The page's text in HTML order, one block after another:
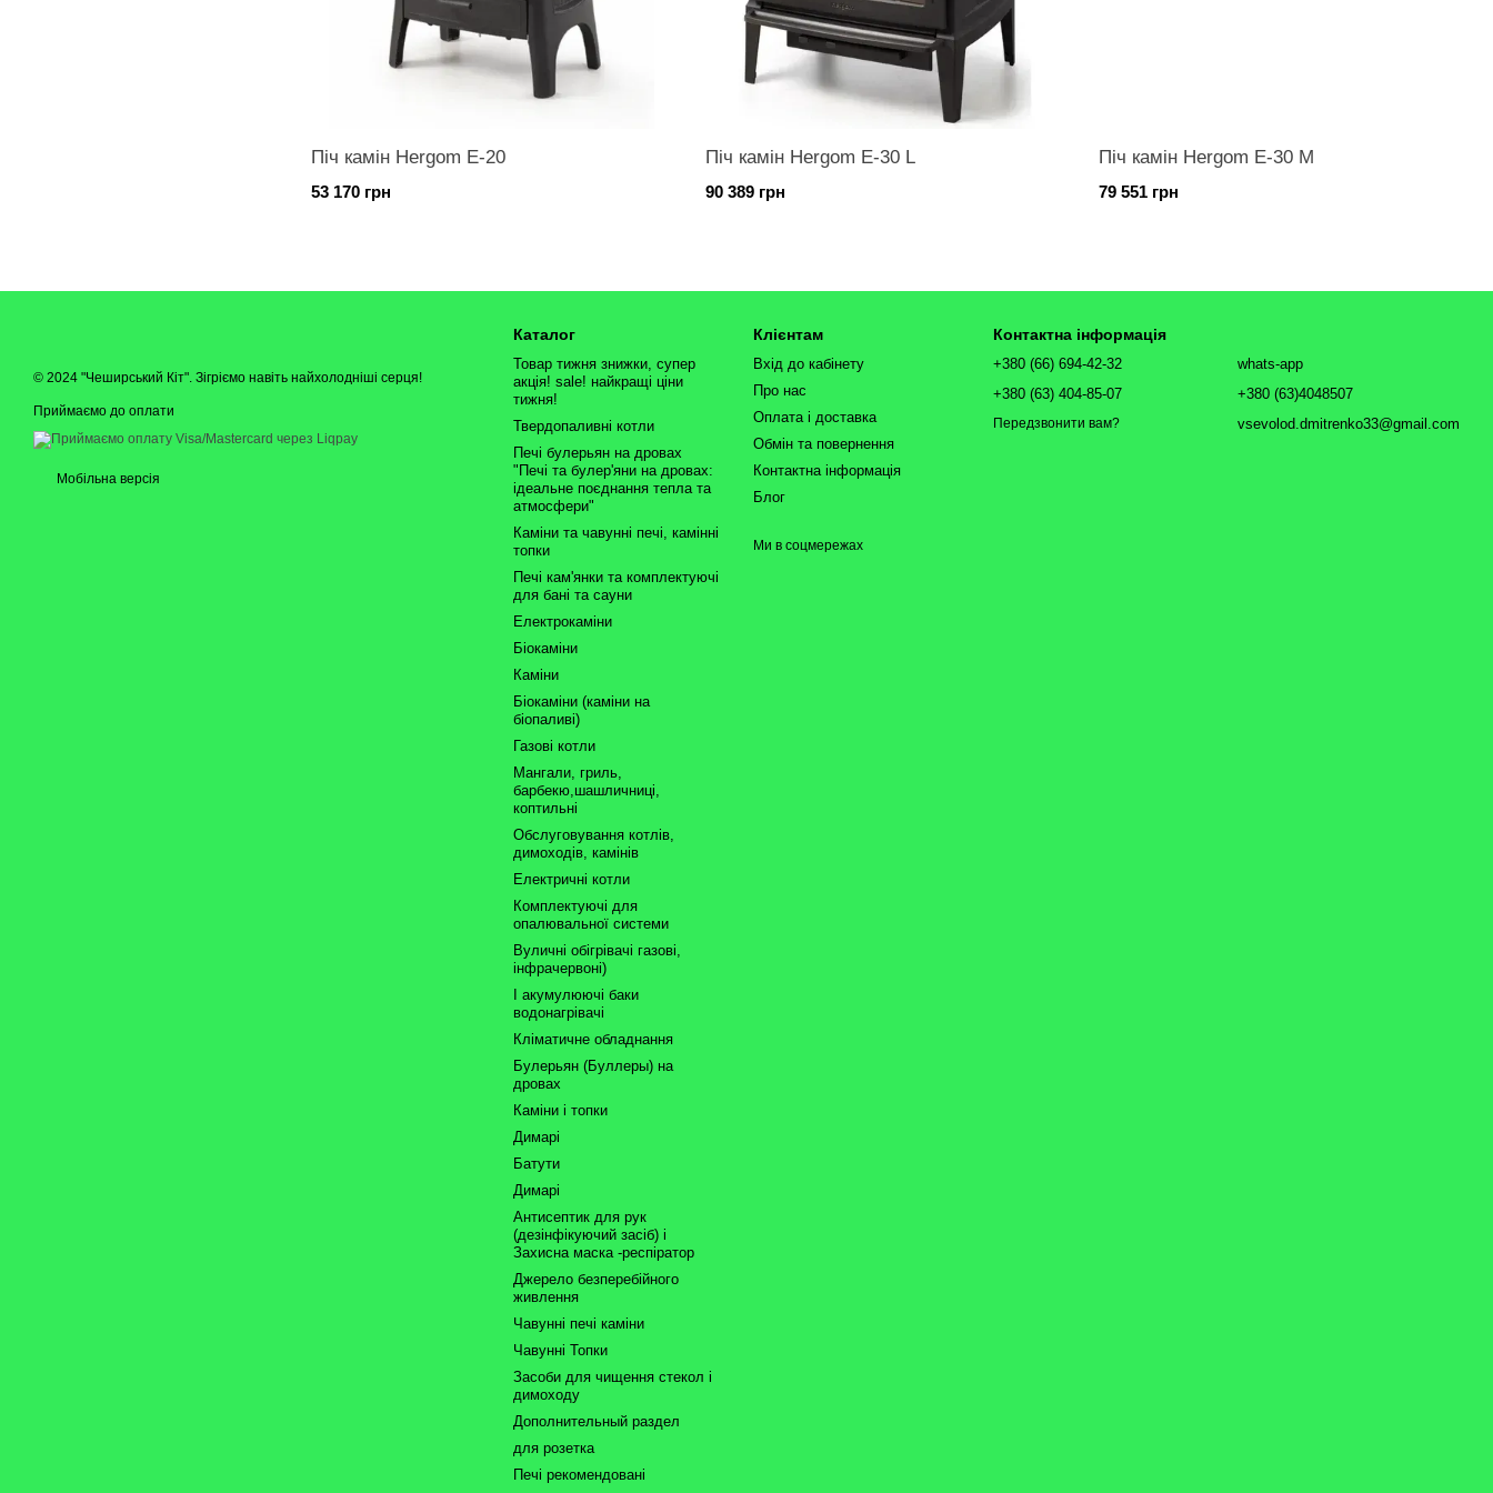
Піч камін Hergom E-20
53 170 грн
Піч камін Hergom E-30 L
90 389 грн
Піч камін Hergom E-30 M
79 551 грн
© 2024 "Чеширський Кіт". Зігріємо навіть найхолодніші серця!
Приймаємо до оплати
Мобільна версія
Каталог
Товар тижня знижки, супер
акція! sale! найкращі ціни
тижня!
Твердопаливні котли
Печі булерьян на дровах
"Печі та булер'яни на дровах:
ідеальне поєднання тепла та
атмосфери"
Каміни та чавунні печі, камінні
топки
Печі кам'янки та комплектуючі
для бані та сауни
Електрокаміни
Біокаміни
Каміни
Біокаміни (каміни на
біопаливі)
Газові котли
Мангали, гриль,
барбекю,шашличниці,
коптильні
Обслуговування котлів,
димоходів, камінів
Електричні котли
Комплектуючі для
опалювальної системи
Вуличні обігрівачі газові,
інфрачервоні)
І акумулюючі баки
водонагрівачі
Кліматичне обладнання
Булерьян (Буллеры) на
дровах
Каміни і топки
Димарі
Батути
Димарі
Антисептик для рук
(дезінфікуючий засіб) і
Захисна маска -респіратор
Джерело безперебійного
живлення
Чавунні печі каміни
Чавунні Топки
Засоби для чищення стекол і
димоходу
Дополнительный раздел
для розетка
Печі рекомендовані
Клієнтам
Вхід до кабінету
Про нас
Оплата і доставка
Обмін та повернення
Контактна інформація
Блог
Ми в соцмережах
Контактна інформація
+380 (66) 694-42-32
+380 (63) 404-85-07
Передзвонити вам?
whats-app
+380 (63)4048507
vsevolod.dmitrenko33@gmail.com